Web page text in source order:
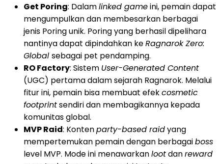
Get Poring: Dalamlinked gameini, pemain dapat
mengumpulkan dan membesarkan berbagai
jenis Poring unik. Poring yang berhasil dipelihara
nantinya dapat dipindahkan keRagnarok Zero:
Global sebagai pet pendamping.
RO Factory: Sistem User-Generated Content
(UGC) pertama dalam sejarah Ragnarok. Melalui
fitur ini, pemain bisa membuat efekcosmetic
footprintsendiri dan membagikannya kepada
komunitas global.
MVP Raid: Kontenparty-based raidyang
mempertemukan pemain dengan berbagaiboss
level MVP. Mode ini menawarkanlootdanreward